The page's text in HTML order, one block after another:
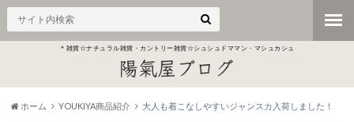
＊雑貨☆ナチュラル雑貨・カントリー雑貨☆シュシュドママン・マシュカシュ
ホーム YOUKIYA商品紹介 大人も着こなしやすいジャンスカ入荷しました！